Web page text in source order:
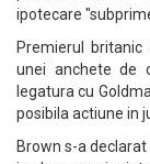
ipotecare
Premierul
unei anchete de
legatura cu
posibila actiune in
Brown s-a